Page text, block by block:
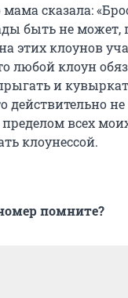
сказала:
быть не может,
этих клоунов
любой клоун
и
действительно
всех
клоунессой.
помните?